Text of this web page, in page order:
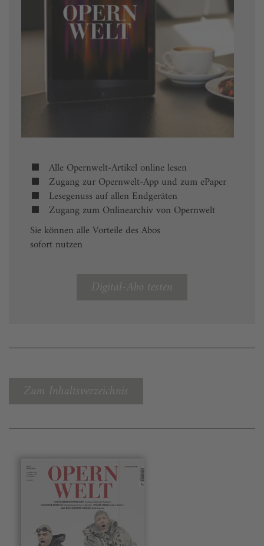
Alle Opernwelt-Artikel online lesen
Zugang zur Opernwelt-App und zum ePaper
Lesegenuss auf allen Endgeräten
Zugang zum Onlinearchiv von Opernwelt
Sie können alle Vorteile des Abos
sofort nutzen
Digital-Abo testen
Zum Inhaltsverzeichnis